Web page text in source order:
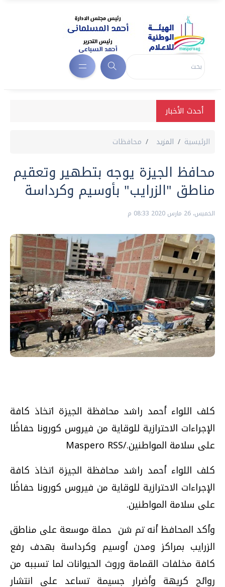
أحدث الأخبار
الرئيسية المزيد محافظات
محافظ الجيزة يوجه بتطهير وتعقيم
مناطق "الزرايب" بأوسيم وكرداسة
الخميس، 26 مارس 2020 08:33 م
كلف اللواء أحمد راشد محافظة الجيزة اتخاذ كافة
الإجراءات الاحترازية للوقاية من فيروس كورونا حفاظًا
على سلامة المواطنين./Maspero RSS
كلف اللواء أحمد راشد محافظة الجيزة اتخاذ كافة
الإجراءات الاحترازية للوقاية من فيروس كورونا حفاظًا
على سلامة المواطنين.
وأكد المحافظ أنه تم شن حملة موسعة على مناطق
الزرايب بمراكز ومدن أوسيم وكرداسة بهدف رفع
كافة مخلفات القمامة وروث الحيوانات لما تسببه من
روائح كريهة وأضرار جسيمة تساعد على انتشار